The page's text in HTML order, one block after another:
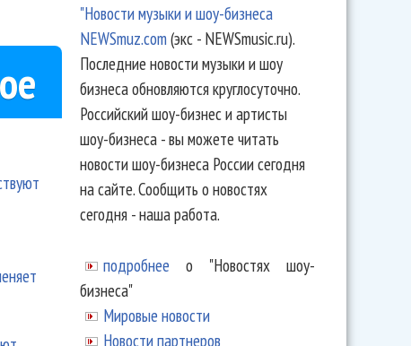
"Новости музыки и шоу-бизнеса
NEWSmuz.com(экс - NEWSmusic.ru).
Последние новости музыки и шоу
бизнеса обновляются круглосуточно.
Российский шоу-бизнес и артисты
шоу-бизнеса - вы можете читать
новости шоу-бизнеса России сегодня
на сайте. Сообщить о новостях
сегодня - наша работа.
подробнее о "Новостях шоу-
бизнеса"
Мировые новости
Новости партнеров